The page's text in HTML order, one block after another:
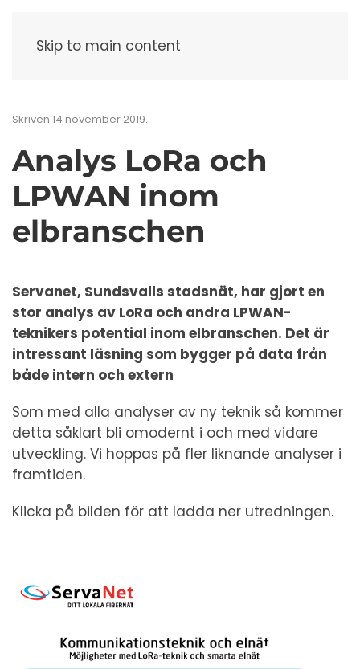
Skip to main content
Skriven 14 november 2019.
Analys LoRa och
LPWAN inom
elbranschen
Servanet, Sundsvalls stadsnät, har gjort en
stor analys av LoRa och andra LPWAN-
teknikers potential inom elbranschen. Det är
intressant läsning som bygger på data från
både intern och extern
Som med alla analyser av ny teknik så kommer
detta såklart bli omodernt i och med vidare
utveckling. Vi hoppas på fler liknande analyser i
framtiden.
Klicka på bilden för att ladda ner utredningen.